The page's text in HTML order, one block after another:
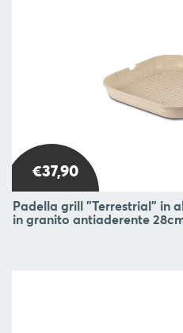
€37,90
Padella grill "Terrestrial" in
in granito antiaderente